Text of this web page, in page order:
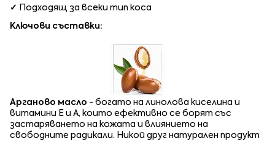
✓
Подходящ за всеки тип коса
Ключови съставки:
Арганово масло - богато на линолова киселина и
витамини Е и А, които ефективно се борят със
застаряването на кожата и влиянието на
свободните радикали. Никой друг натурален продукт